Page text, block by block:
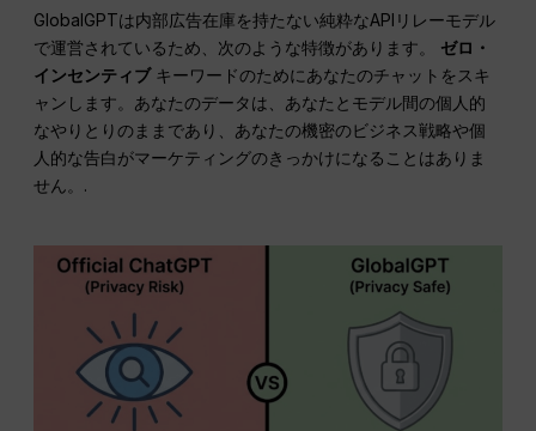
GlobalGPTは内部広告在庫を持たない純粋なAPIリレーモデル
で運営されているため、次のような特徴があります。 ゼロ・
インセンティブキーワードのためにあなたのチャットをスキ
ャンします。あなたのデータは、あなたとモデル間の個人的
なやりとりのままであり、あなたの機密のビジネス戦略や個
人的な告白がマーケティングのきっかけになることはありま
せん。.